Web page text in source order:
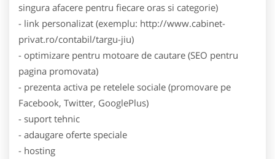
singura afacere pentru fiecare oras si categorie)
- link personalizat (exemplu: http://www.cabinet-
privat.ro/contabil/targu-jiu)
- optimizare pentru motoare de cautare (SEO pentru
pagina promovata)
- prezenta activa pe retelele sociale (promovare pe
Facebook, Twitter, GooglePlus)
- suport tehnic
- adaugare oferte speciale
- hosting